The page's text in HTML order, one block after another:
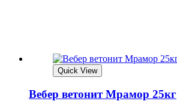
Quick View
Вебер ветонит Мрамор 25кг